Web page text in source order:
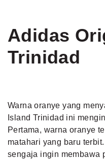
Adidas
Trinidad
Warna oranye yang
Island Trinidad ini
Pertama, warna oranye
matahari yang baru
sengaja ingin membawa